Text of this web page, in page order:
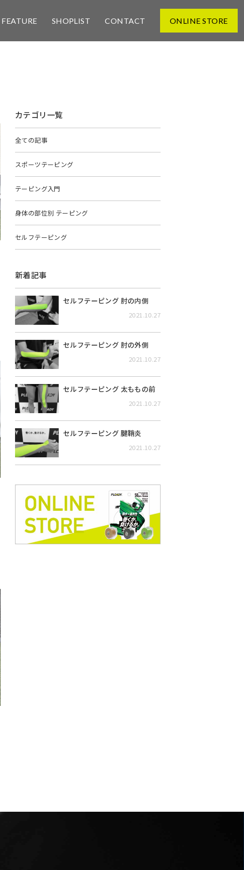
FEATURE SHOPLIST CONTACT ONLINE STORE
カテゴリ一覧
全ての記事
スポーツテーピング
テーピング入門
身体の部位別 テーピング
セルフテーピング
新着記事
セルフテーピング 肘の内側
2021.10.27
セルフテーピング 肘の外側
2021.10.27
セルフテーピング 太ももの前
2021.10.27
セルフテーピング 腱鞘炎
2021.10.27